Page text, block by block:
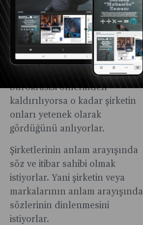
Şirket içi bürokrasisin kendileri
için geçerli olmamasını veya
daha esnek olmasını istiyorlar.
Yetenek olarak görüldüğünü
en çok buradan anlıyor, ne
kadar standart şirket
bürokrasisi önlerinden
kaldırılıyorsa o kadar şirketin
onları yetenek olarak
gördüğünü anlıyorlar.
Şirketlerinin anlam arayışında
söz ve itibar sahibi olmak
istiyorlar. Yani şirketin veya
markalarının anlam arayışında
sözlerinin dinlenmesini
istiyorlar.